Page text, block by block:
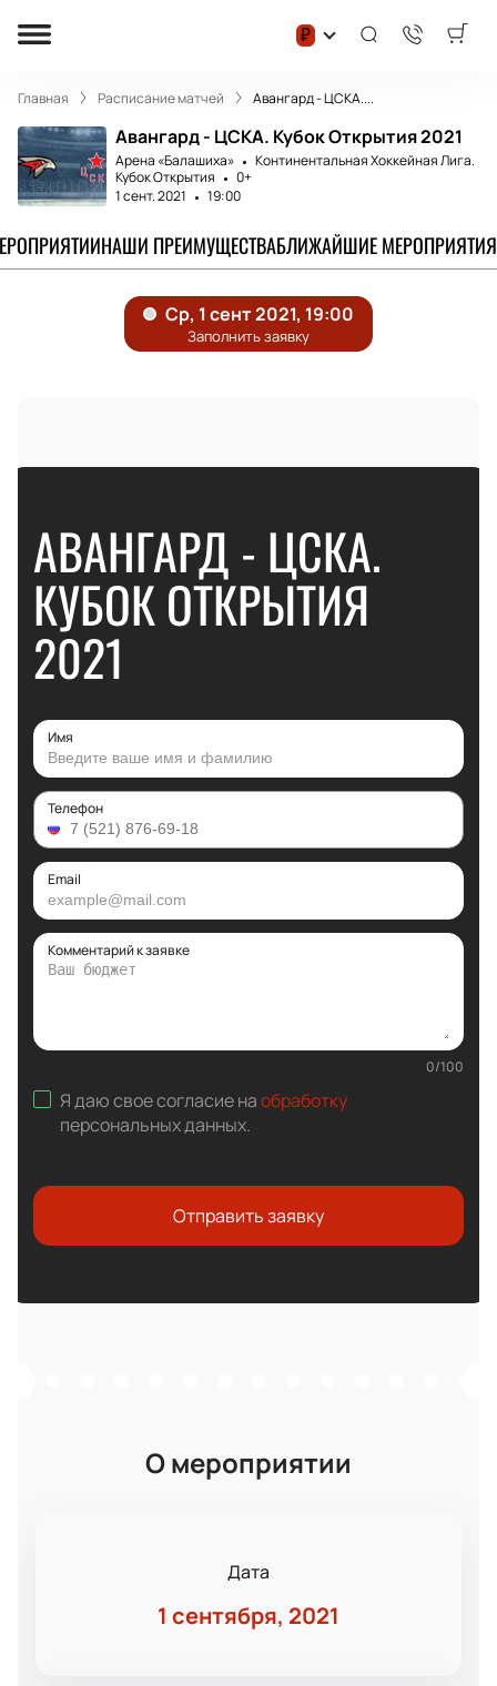
₽
Главная Расписание матчей Авангард - ЦСКА....
Авангард - ЦСКА. Кубок Открытия 2021
Арена «Балашиха»
Континентальная Хоккейная Лига.
Кубок Открытия
0+
1 сент. 2021
19:00
НАШИ ПРЕИМУЩЕСТВАБЛИЖАЙШИЕ МЕРОПРИЯТИЯ
АВАНГАРД - ЦСКА.
КУБОК ОТКРЫТИЯ
2021
Имя
Телефон
Email
Комментарий к заявке
0/100
Я даю свое согласие наобработку
персональных данных.
Отправить заявку
О мероприятии
Дата
1 сентября, 2021